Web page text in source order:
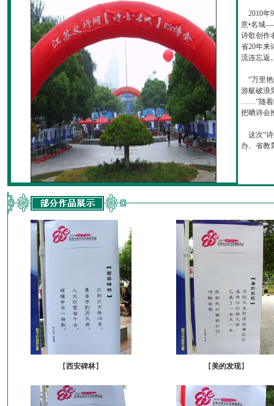
2010年
意•名城
诗歌创作
省20年来
流连忘返
“万里艳
游艇破浪
……”随着
把晒诗会
这次“诗
办、省教
【西安碑林】 【美的发现】